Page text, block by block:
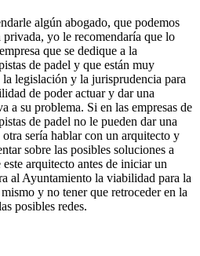
algún abogado, que podemos
privada, yo le recomendaría que lo
que se dedique a la
de padel y que están muy
la legislación y la jurisprudencia para
de poder actuar y dar una
a su problema. Si en las empresas de
de padel no le pueden dar una
sería hablar con un arquitecto y
sobre las posibles soluciones a
este arquitecto antes de iniciar un
al Ayuntamiento la viabilidad para la
y no tener que retroceder en la
posibles redes.